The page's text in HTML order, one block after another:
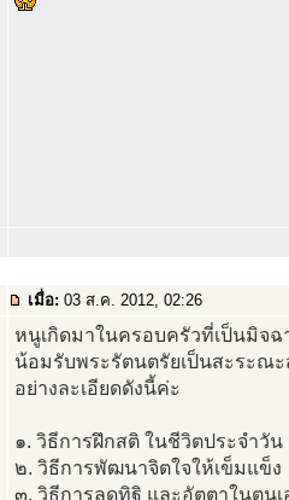
เมื่อ: 03 ส.ค. 2012, 02:26
หนูเกิดมาในครอบครัวที่เป็นมิจ
น้อมรับพระรัตนตรัยเป็นสะระณ
อย่างละเอียดดังนี้ค่ะ
๑. วิธีการฝึกสติ ในชีวิตประจำวัน
๒. วิธีการพัฒนาจิตใจให้เข็มแข็ง
๓. วิธีการลดทิฐิ และอัตตาในตนเ